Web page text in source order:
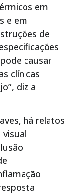
em
e em
de
causar
clínicas
diz a
há relatos
visual